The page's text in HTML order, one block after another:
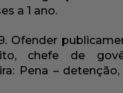
a 1 ano.
chefe de
Pena –